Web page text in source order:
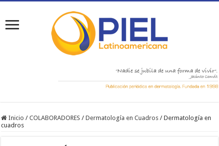
Inicio / COLABORADORES / Dermatología en Cuadros / Dermatología en
cuadros